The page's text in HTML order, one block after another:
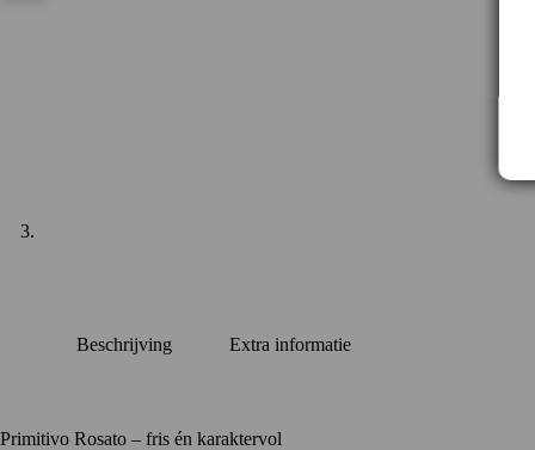
Beschrijving Extra informatie
Primitivo Rosato – fris én karaktervol